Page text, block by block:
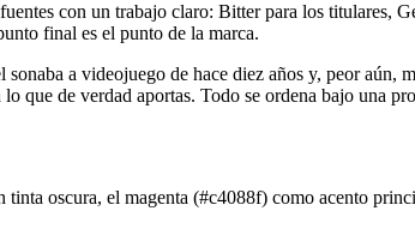
con un trabajo claro: Bitter para los titulares,
final es el punto de la marca.
a videojuego de hace diez años y, peor
de verdad aportas. Todo se ordena bajo una
tinta oscura, el magenta (#c4088f) como acento